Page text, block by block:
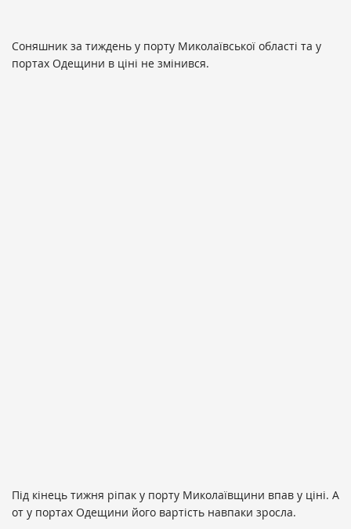
Соняшник за тиждень у порту Миколаївської області та у
портах Одещини в ціні не змінився.
Під кінець тижня ріпак у порту Миколаївщини впав у ціні. А
от у портах Одещини його вартість навпаки зросла.